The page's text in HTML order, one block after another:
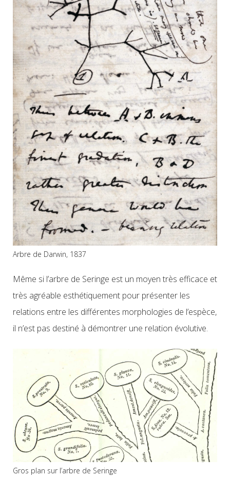
Arbre de Darwin, 1837
Même si l’arbre de Seringe est un moyen très efficace et
très agréable esthétiquement pour présenter les
relations entre les différentes morphologies de l’espèce,
il n’est pas destiné à démontrer une relation évolutive.
Gros plan sur l’arbre de Seringe